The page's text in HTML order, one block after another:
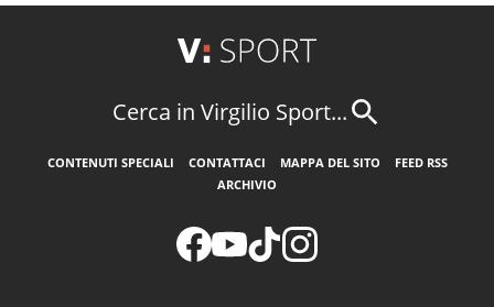
Cerca in Virgilio Sport...
CONTENUTI SPECIALI CONTATTACI MAPPA DEL SITO
FEED RSS
ARCHIVIO